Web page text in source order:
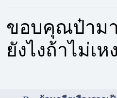
ขอบคุณป๋ามา
ยังไงถ้าไม่เ